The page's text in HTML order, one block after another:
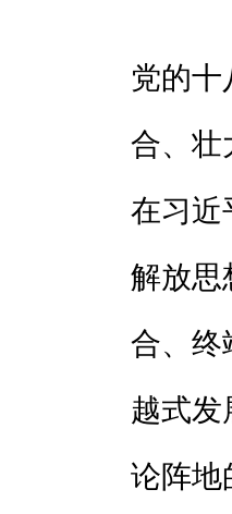
党的
合、壮
在习近
解放思
合、终
越式发
论阵地